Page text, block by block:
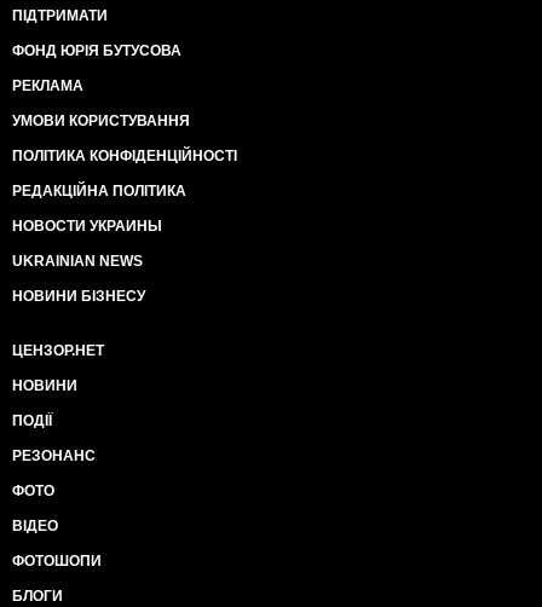
ПІДТРИМАТИ
ФОНД ЮРІЯ БУТУСОВА
РЕКЛАМА
УМОВИ КОРИСТУВАННЯ
ПОЛІТИКА КОНФІДЕНЦІЙНОСТІ
РЕДАКЦІЙНА ПОЛІТИКА
НОВОСТИ УКРАИНЫ
UKRAINIAN NEWS
НОВИНИ БІЗНЕСУ
ЦЕНЗОР.НЕТ
НОВИНИ
ПОДІЇ
РЕЗОНАНС
ФОТО
ВІДЕО
ФОТОШОПИ
БЛОГИ